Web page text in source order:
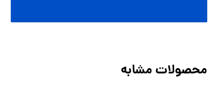
محصولات مشابه